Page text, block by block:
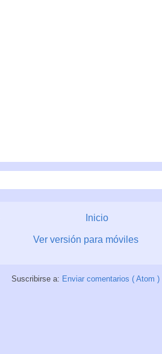
Inicio
Ver versión para móviles
Suscribirse a: Enviar comentarios ( Atom )